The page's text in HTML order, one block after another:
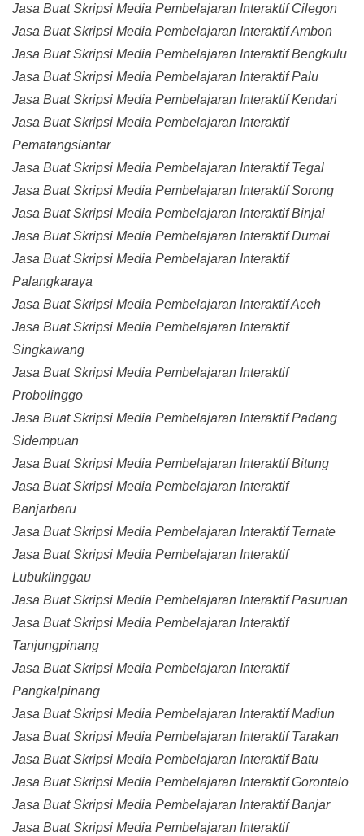
Jasa Buat Skripsi Media Pembelajaran Interaktif Cilegon
Jasa Buat Skripsi Media Pembelajaran Interaktif Ambon
Jasa Buat Skripsi Media Pembelajaran Interaktif Bengkulu
Jasa Buat Skripsi Media Pembelajaran Interaktif Palu
Jasa Buat Skripsi Media Pembelajaran Interaktif Kendari
Jasa Buat Skripsi Media Pembelajaran Interaktif
Pematangsiantar
Jasa Buat Skripsi Media Pembelajaran Interaktif Tegal
Jasa Buat Skripsi Media Pembelajaran Interaktif Sorong
Jasa Buat Skripsi Media Pembelajaran Interaktif Binjai
Jasa Buat Skripsi Media Pembelajaran Interaktif Dumai
Jasa Buat Skripsi Media Pembelajaran Interaktif
Palangkaraya
Jasa Buat Skripsi Media Pembelajaran Interaktif Aceh
Jasa Buat Skripsi Media Pembelajaran Interaktif
Singkawang
Jasa Buat Skripsi Media Pembelajaran Interaktif
Probolinggo
Jasa Buat Skripsi Media Pembelajaran Interaktif Padang
Sidempuan
Jasa Buat Skripsi Media Pembelajaran Interaktif Bitung
Jasa Buat Skripsi Media Pembelajaran Interaktif
Banjarbaru
Jasa Buat Skripsi Media Pembelajaran Interaktif Ternate
Jasa Buat Skripsi Media Pembelajaran Interaktif
Lubuklinggau
Jasa Buat Skripsi Media Pembelajaran Interaktif Pasuruan
Jasa Buat Skripsi Media Pembelajaran Interaktif
Tanjungpinang
Jasa Buat Skripsi Media Pembelajaran Interaktif
Pangkalpinang
Jasa Buat Skripsi Media Pembelajaran Interaktif Madiun
Jasa Buat Skripsi Media Pembelajaran Interaktif Tarakan
Jasa Buat Skripsi Media Pembelajaran Interaktif Batu
Jasa Buat Skripsi Media Pembelajaran Interaktif Gorontalo
Jasa Buat Skripsi Media Pembelajaran Interaktif Banjar
Jasa Buat Skripsi Media Pembelajaran Interaktif